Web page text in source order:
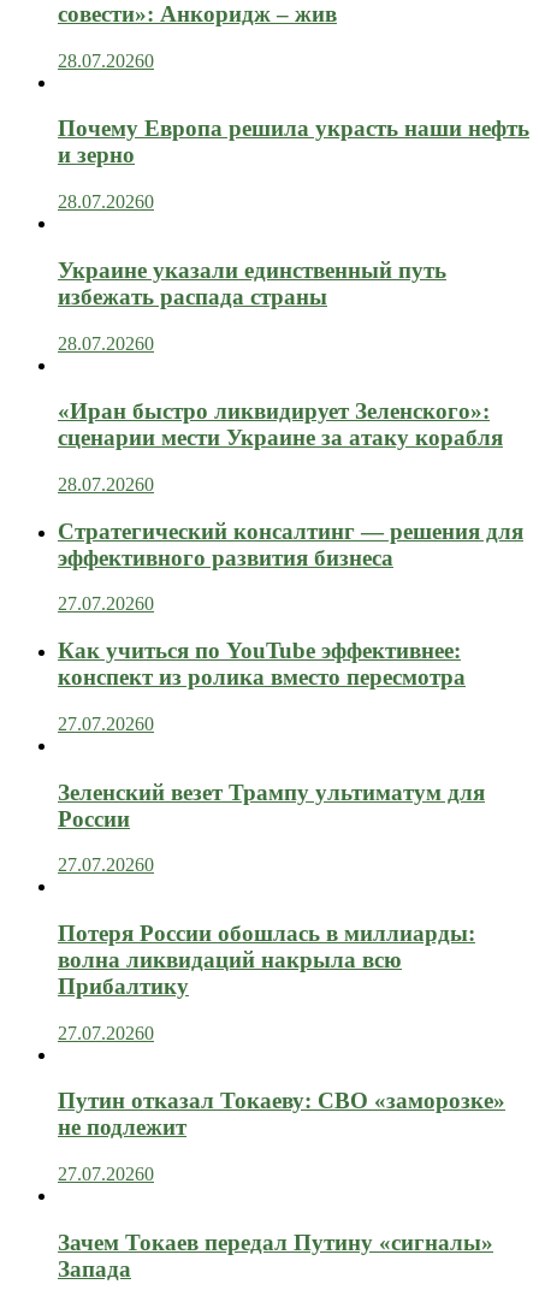
совести»: Анкоридж – жив
28.07.20260
Почему Европа решила украсть наши нефть
и зерно
28.07.20260
Украине указали единственный путь
избежать распада страны
28.07.20260
«Иран быстро ликвидирует Зеленского»:
сценарии мести Украине за атаку корабля
28.07.20260
Стратегический консалтинг — решения для
эффективного развития бизнеса
27.07.20260
Как учиться по YouTube эффективнее:
конспект из ролика вместо пересмотра
27.07.20260
Зеленский везет Трампу ультиматум для
России
27.07.20260
Потеря России обошлась в миллиарды:
волна ликвидаций накрыла всю
Прибалтику
27.07.20260
Путин отказал Токаеву: СВО «заморозке»
не подлежит
27.07.20260
Зачем Токаев передал Путину «сигналы»
Запада